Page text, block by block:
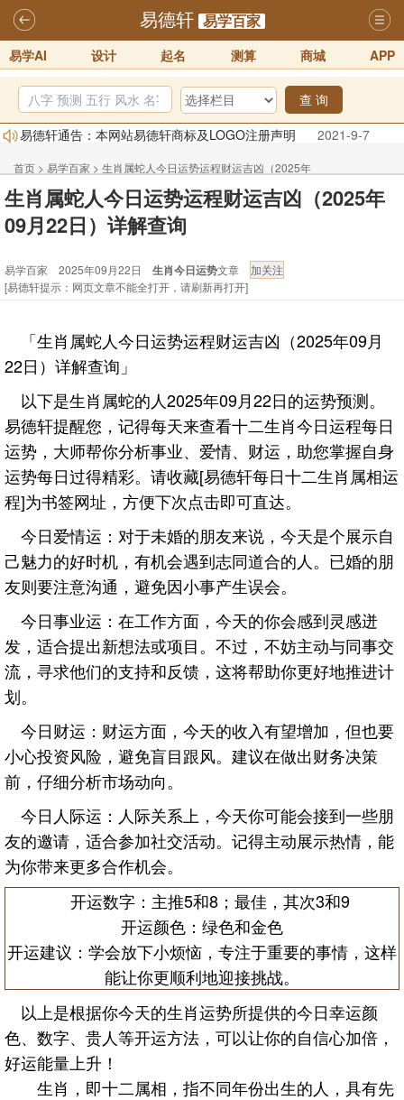
易德轩 易学百家
易学AI 设计 起名 测算 商城 APP
查 询
易德轩通告：本网站易德轩商标及LOGO注册声明
2021-9-7
易德轩易学ai，ai批八字紫微命理相学，ai智能体客服系统开通，欢迎
体验！！
2025-07-01
易德轩网重构及升能完成，欢迎大家来体验新程序及感觉！！
2025-07-01
订！！
2025-10-01
易德轩首席风水大师铁笔居士简介！！
2021-9-2
首页 > 易学百家 > 生肖属蛇人今日运势运程财运吉凶（2025年
09月22日）详解查询
生肖属蛇人今日运势运程财运吉凶（2025年
09月22日）详解查询
易学百家 2025年09月22日 生肖今日运势文章
[易德轩提示：网页文章不能全打开，请刷新再打开]
「生肖属蛇人今日运势运程财运吉凶（2025年09月
22日）详解查询」
以下是生肖属蛇的人2025年09月22日的运势预测。
易德轩提醒您，记得每天来查看十二生肖今日运程每日
运势，大师帮你分析事业、爱情、财运，助您掌握自身
运势每日过得精彩。请收藏[易德轩每日十二生肖属相运
程]为书签网址，方便下次点击即可直达。
今日爱情运：对于未婚的朋友来说，今天是个展示自
己魅力的好时机，有机会遇到志同道合的人。已婚的朋
友则要注意沟通，避免因小事产生误会。
今日事业运：在工作方面，今天的你会感到灵感迸
发，适合提出新想法或项目。不过，不妨主动与同事交
流，寻求他们的支持和反馈，这将帮助你更好地推进计
划。
今日财运：财运方面，今天的收入有望增加，但也要
小心投资风险，避免盲目跟风。建议在做出财务决策
前，仔细分析市场动向。
今日人际运：人际关系上，今天你可能会接到一些朋
友的邀请，适合参加社交活动。记得主动展示热情，能
为你带来更多合作机会。
开运数字：主推5和8；最佳，其次3和9
开运颜色：绿色和金色
开运建议：学会放下小烦恼，专注于重要的事情，这样
能让你更顺利地迎接挑战。
以上是根据你今天的生肖运势所提供的今日幸运颜
色、数字、贵人等开运方法，可以让你的自信心加倍，
好运能量上升！
生肖，即十二属相，指不同年份出生的人，具有先